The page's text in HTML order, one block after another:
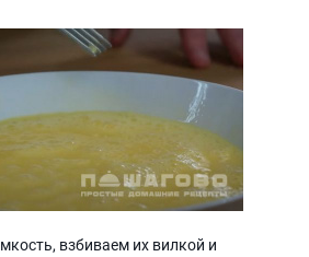
взбиваем их вилкой и